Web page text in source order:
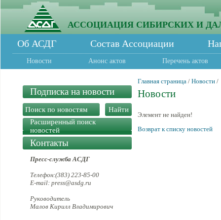
АССОЦИАЦИЯ СИБИРСКИХ И
Об АСДГ Состав Ассоциации
Новости Анонс актов Перечень актов
Подписка на новости
Расширенный поиск
новостей
Контакты
Пресс-служба АСДГ
Телефон:(383) 223-85-00
E-mail: press@asdg.ru
Руководитель
Малов Кирилл Владимирович
Главная страница / Новости /
Новости
Элемент не найден!
Возврат к списку новостей